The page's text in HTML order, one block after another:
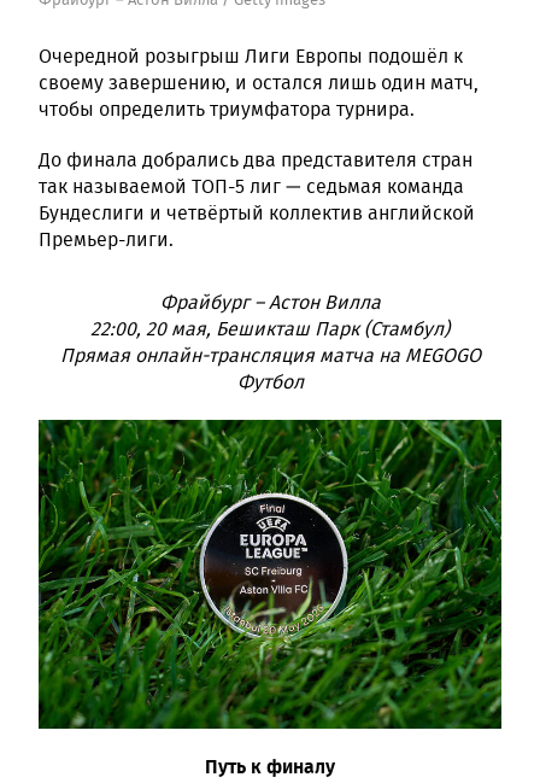
Очередной розыгрыш Лиги Европы подошёл к
своему завершению, и остался лишь один матч,
чтобы определить триумфатора турнира.
До финала добрались два представителя стран
так называемой ТОП-5 лиг — седьмая команда
Бундеслиги и четвёртый коллектив английской
Премьер-лиги.
Фрайбург – Астон Вилла
22:00, 20 мая, Бешикташ Парк (Стамбул)
Прямая онлайн-трансляция матча на MEGOGO
Футбол
Путь к финалу